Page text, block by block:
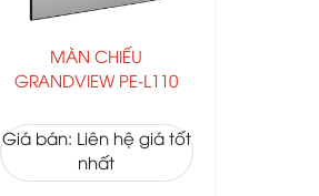
MÀN CHIẾU
GRANDVIEW PE-L110
Giá bán: Liên hệ giá tốt
nhất